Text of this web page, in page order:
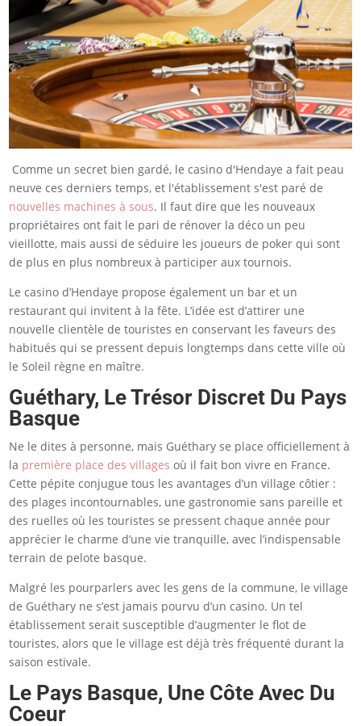
Comme un secret bien gardé, le casino d'Hendaye a fait peau
neuve ces derniers temps, et l'établissement s'est paré de
nouvelles machines à sous. Il faut dire que les nouveaux
propriétaires ont fait le pari de rénover la déco un peu
vieillotte, mais aussi de séduire les joueurs de poker qui sont
de plus en plus nombreux à participer aux tournois.
Le casino d’Hendaye propose également un bar et un
restaurant qui invitent à la fête. L’idée est d’attirer une
nouvelle clientèle de touristes en conservant les faveurs des
habitués qui se pressent depuis longtemps dans cette ville où
le Soleil règne en maître.
Guéthary, Le Trésor Discret Du Pays
Basque
Ne le dites à personne, mais Guéthary se place officiellement à
la première place des villages où il fait bon vivre en France.
Cette pépite conjugue tous les avantages d’un village côtier :
des plages incontournables, une gastronomie sans pareille et
des ruelles où les touristes se pressent chaque année pour
apprécier le charme d’une vie tranquille, avec l’indispensable
terrain de pelote basque.
Malgré les pourparlers avec les gens de la commune, le village
de Guéthary ne s’est jamais pourvu d’un casino. Un tel
établissement serait susceptible d’augmenter le flot de
touristes, alors que le village est déjà très fréquenté durant la
saison estivale.
Le Pays Basque, Une Côte Avec Du
Coeur